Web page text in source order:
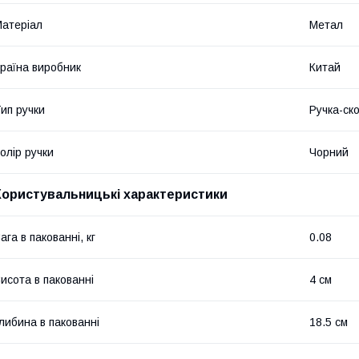
Метал
виробник Китай
ручки Ручка-
ручки Чорний
характеристики
в пакованні, кг 0.08
в пакованні 4 см
в пакованні 18.5 см